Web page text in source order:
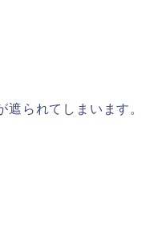
られてしまいます。